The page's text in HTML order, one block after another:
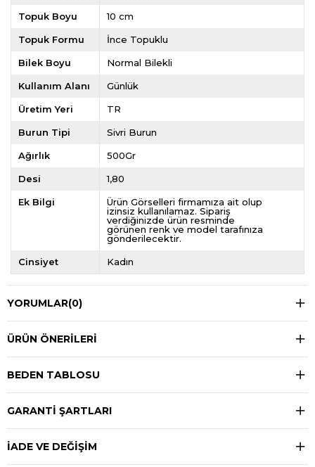
Topuk Boyu 10 cm
Topuk Formu İnce Topuklu
Bilek Boyu Normal Bilekli
Kullanım Alanı Günlük
Üretim Yeri TR
Burun Tipi Sivri Burun
Ağırlık 500Gr
Desi 1,80
Ek Bilgi
Ürün Görselleri firmamıza ait olup
izinsiz kullanılamaz. Sipariş
verdiğinizde ürün resminde
görünen renk ve model tarafınıza
gönderilecektir.
Cinsiyet Kadın
YORUMLAR(0)
ÜRÜN ÖNERILERI
BEDEN TABLOSU
GARANTİ ŞARTLARI
İADE VE DEĞİŞİM